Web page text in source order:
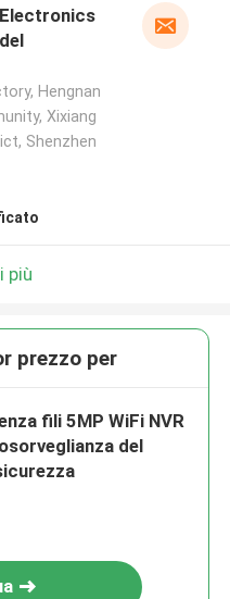
Hengnan
Xixiang
Shenzhen
più
prezzo per
fili 5MP WiFi NVR
del